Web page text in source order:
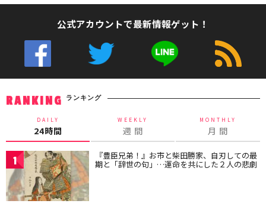
公式アカウントで最新情報ゲット！
RANKING ランキング
DAILY
24時間
WEEKLY
週 間
MONTHLY
月 間
1 『豊臣兄弟！』お市と柴田勝家、自刃しての最
期と「辞世の句」…運命を共にした２人の悲劇